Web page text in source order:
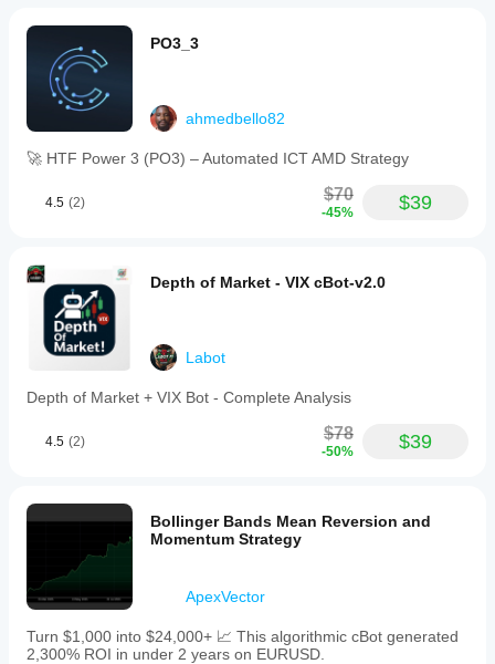
도
이
됩
PO3_3
ahmedbello82
🚀 HTF Power 3 (PO3) – Automated ICT AMD Strategy
4.5 (2) $70
-45% $39
Depth of Market - VIX cBot-v2.0
Labot
Depth of Market + VIX Bot - Complete Analysis
4.5 (2) $78
-50% $39
Bollinger Bands Mean Reversion and
Momentum Strategy
ApexVector
Turn $1,000 into $24,000+ 📈 This algorithmic cBot generated
2,300% ROI in under 2 years on EURUSD.